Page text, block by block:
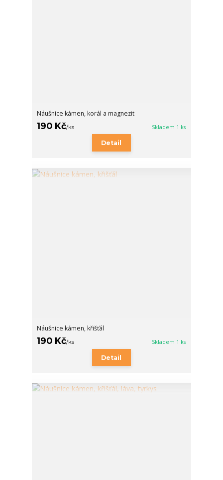
Náušnice kámen, korál a magnezit
190 Kč/ks Skladem 1 ks
Detail
Náušnice kámen, křišťál
190 Kč/ks Skladem 1 ks
Detail